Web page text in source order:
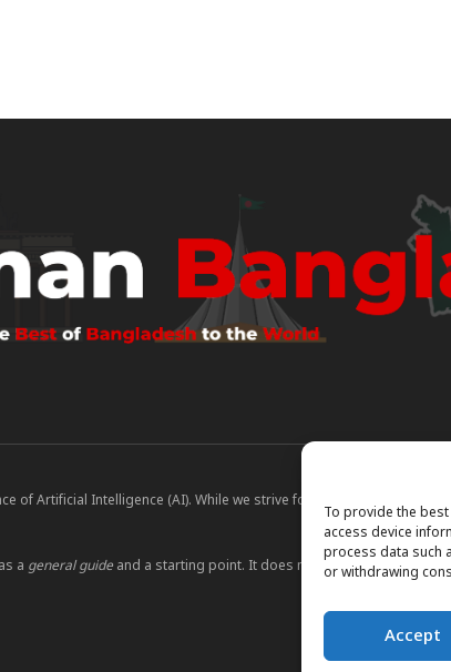
To provide the
access device
process data such
or withdrawing
Accept
of Artificial Intelligence (AI). While we strive for accuracy, AI can
a general guide and a starting point. It does not constitute legal or